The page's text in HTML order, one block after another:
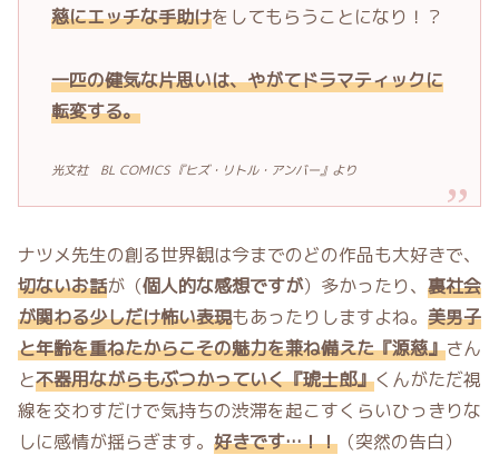
慈にエッチな手助けをしてもらうことになり！？
一匹の健気な片思いは、やがてドラマティックに
転変する。
光文社 BL COMICS 『ヒズ・リトル・アンバー』より
ナツメ先生の創る世界観は今までのどの作品も大好きで、
切ないお話が（個人的な感想ですが）多かったり、 裏社会
が関わる少しだけ怖い表現もあったりしますよね。 美男子
と年齢を重ねたからこその魅力を兼ね備えた『源慈』さん
と不器用ながらもぶつかっていく『琥士郎』くんがただ視
線を交わすだけで気持ちの渋滞を起こすくらいひっきりな
しに感情が揺らぎます。 好きです…！！ （突然の告白）